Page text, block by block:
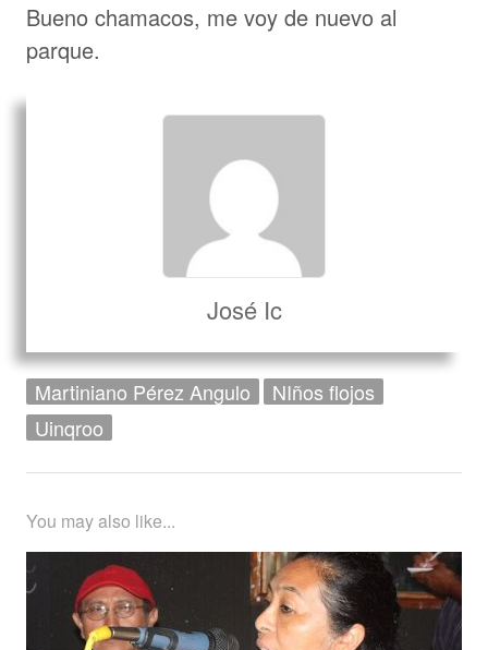
Bueno chamacos, me voy de nuevo al
parque.
José Ic
Martiniano Pérez Angulo
NIños flojos
Uinqroo
You may also like...